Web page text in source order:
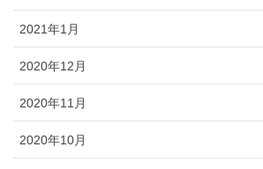
2021年1月
2020年12月
2020年11月
2020年10月